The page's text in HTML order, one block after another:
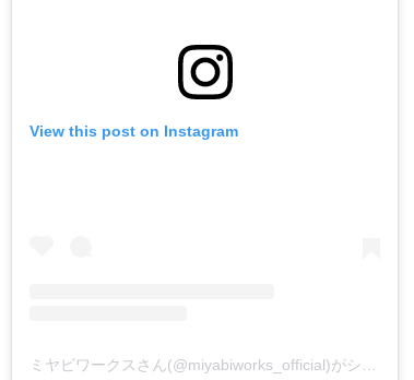
View this post on Instagram
ミヤビワークスさん(@miyabiworks_official)がシェアした投稿